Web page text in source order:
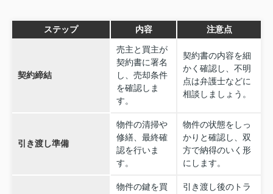
ステップ 内容 注意点
契約締結
売主と買主が
契約書に署名
し、売却条件
を確認しま
す。
契約書の内容を細
かく確認し、不明
点は弁護士などに
相談しましょう。
引き渡し準備
物件の清掃や
修繕、最終確
認を行いま
す。
物件の状態をしっ
かりと確認し、双
方で納得のいく形
にします。
物件の鍵を買
引き渡し後のトラ